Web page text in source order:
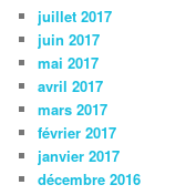
juillet 2017
juin 2017
mai 2017
avril 2017
mars 2017
février 2017
janvier 2017
décembre 2016